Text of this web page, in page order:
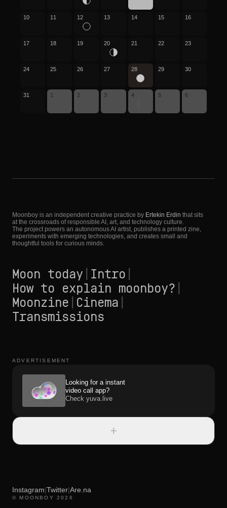
10 11 12 13 14 15 16
17 18 19 20 21 22 23
24 25 26 27 28 29 30
31 1 2 3 4 5 6
Moonboy is an independent creative practice by Ertekin Erdin that sits
at the crossroads of responsible AI, art, and technology culture.
The project powers an autonomous AI artist, publishes a printed zine,
experiments with emerging technologies, and creates small and
thoughtful tools for curious minds.
Moon today Intro
How to explain moonboy?
Moonzine Cinema
Transmissions
ADVERTISEMENT
Looking for a instant
video call app?
Check yuva.live
+
Instagram|Twitter|Are.na
© MOONBOY 2026